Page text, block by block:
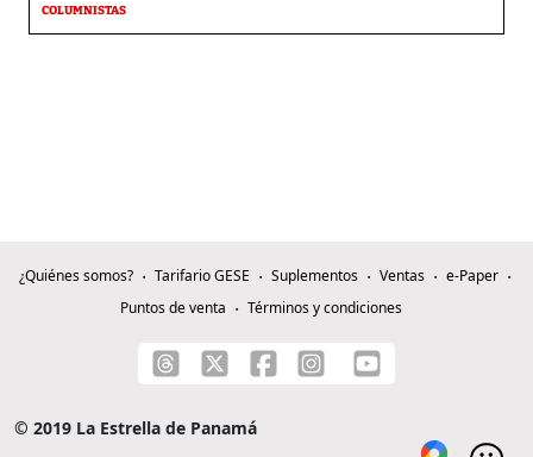
COLUMNISTAS
¿Quiénes somos? Tarifario GESE Suplementos Ventas
e-Paper
Puntos de venta
Términos y condiciones
© 2019 La Estrella de Panamá